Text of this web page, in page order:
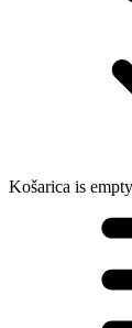
Košarica is empty